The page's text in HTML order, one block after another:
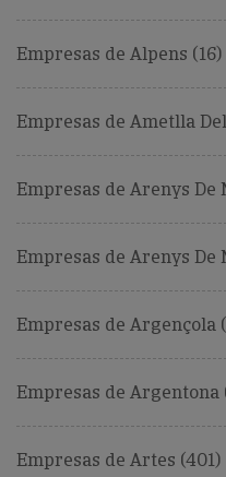
Empresas de Alpens (16)
Empresas de Ametlla
Empresas de Arenys De
Empresas de Arenys De
Empresas de Argençola
Empresas de Argentona
Empresas de Artes (401)